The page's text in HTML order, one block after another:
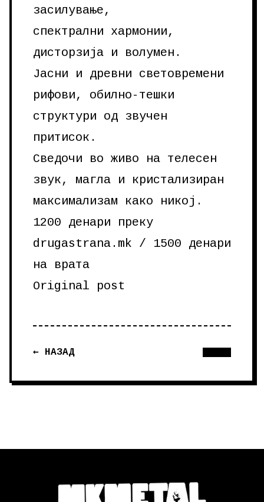
засилување,
спектрални хармонии,
дисторзија и волумен.
Јасни и древни световремени
рифови, обилно-тешки
структури од звучен
притисок.
Сведочи во живо на телесен
звук, магла и кристализиран
максимализам како никој.
1200 денари преку
drugastrana.mk / 1500 денари
на врата
Original post
← НАЗАД